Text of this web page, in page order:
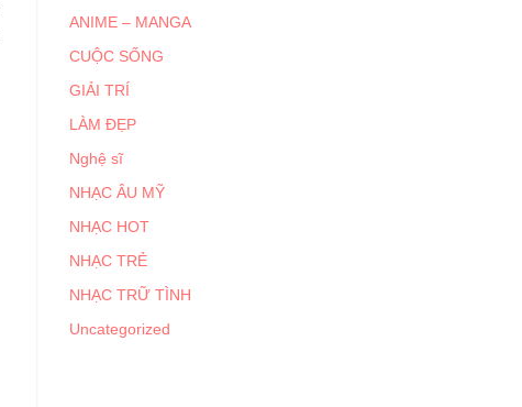
ANIME – MANGA
CUỘC SỐNG
GIẢI TRÍ
LÀM ĐẸP
Nghệ sĩ
NHẠC ÂU MỸ
NHẠC HOT
NHẠC TRẺ
NHẠC TRỮ TÌNH
Uncategorized